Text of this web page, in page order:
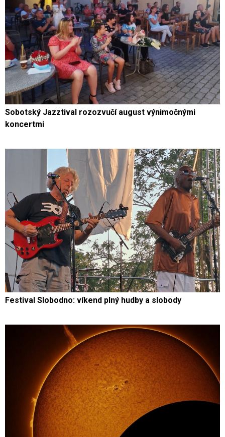
Sobotský Jazztival rozozvučí august výnimočnými
koncertmi
Festival Slobodno: víkend plný hudby a slobody